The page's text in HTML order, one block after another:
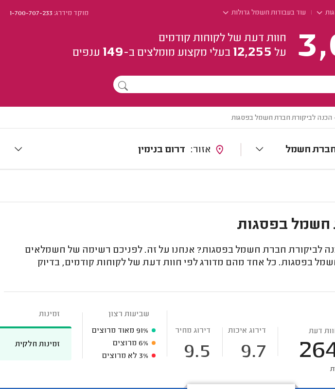
עוד בעבודות חשמל גדולות מוקד מידרג:1-700-707-233
חוות דעת של לקוחות קודמים
על 12,255 בעלי מקצוע מומלצים ב-149 ענפים
הכנה לביקורת חברת חשמל בפסגות
חברת חשמל דרום בנימין
חשמל בפסגות
חברת חשמל בפסגות? אנחנו על זה. לפניכם רשימה של חשמלאים
בפסגות. כל אחד מהם מדורג לפי חוות דעת של לקוחות קודמים, בדיוק
דעת דירוג איכות
9.7
דירוג מחיר
9.5
שביעות רצון
91% מאוד מרוצים
6% מרוצים
3% לא מרוצים
זמינות
זמינות חלקית